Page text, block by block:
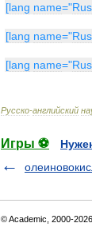
[lang name="
[lang name="
[lang name="
Русско-английский
Игры ⚽
© Academic, 2000-2026